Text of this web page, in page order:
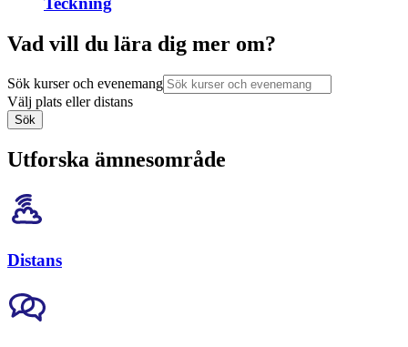
Vad vill du lära dig mer om?
Sök kurser och evenemang
Välj plats eller distans
Sök
Utforska ämnesområde
Distans